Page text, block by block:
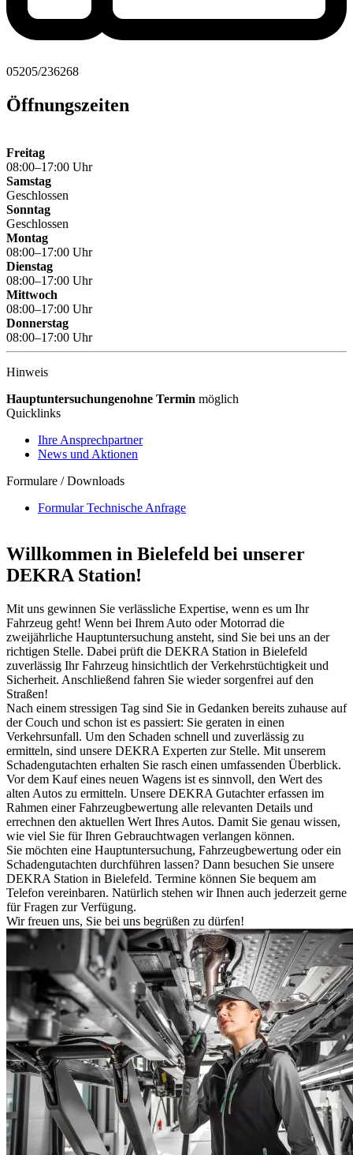
05205/236268
Öffnungszeiten
Freitag
08:00–17:00 Uhr
Samstag
Geschlossen
Sonntag
Geschlossen
Montag
08:00–17:00 Uhr
Dienstag
08:00–17:00 Uhr
Mittwoch
08:00–17:00 Uhr
Donnerstag
08:00–17:00 Uhr
Hinweis
Hauptuntersuchungenohne Termin möglich
Quicklinks
Ihre Ansprechpartner
News und Aktionen
Formulare / Downloads
Formular Technische Anfrage
Willkommen in Bielefeld bei unserer
DEKRA Station!
Mit uns gewinnen Sie verlässliche Expertise, wenn es um Ihr
Fahrzeug geht! Wenn bei Ihrem Auto oder Motorrad die
zweijährliche Hauptuntersuchung ansteht, sind Sie bei uns an der
richtigen Stelle. Dabei prüft die DEKRA Station in Bielefeld
zuverlässig Ihr Fahrzeug hinsichtlich der Verkehrstüchtigkeit und
Sicherheit. Anschließend fahren Sie wieder sorgenfrei auf den
Straßen!
Nach einem stressigen Tag sind Sie in Gedanken bereits zuhause auf
der Couch und schon ist es passiert: Sie geraten in einen
Verkehrsunfall. Um den Schaden schnell und zuverlässig zu
ermitteln, sind unsere DEKRA Experten zur Stelle. Mit unserem
Schadengutachten erhalten Sie rasch einen umfassenden Überblick.
Vor dem Kauf eines neuen Wagens ist es sinnvoll, den Wert des
alten Autos zu ermitteln. Unsere DEKRA Gutachter erfassen im
Rahmen einer Fahrzeugbewertung alle relevanten Details und
errechnen den aktuellen Wert Ihres Autos. Damit Sie genau wissen,
wie viel Sie für Ihren Gebrauchtwagen verlangen können.
Sie möchten eine Hauptuntersuchung, Fahrzeugbewertung oder ein
Schadengutachten durchführen lassen? Dann besuchen Sie unsere
DEKRA Station in Bielefeld. Termine können Sie bequem am
Telefon vereinbaren. Natürlich stehen wir Ihnen auch jederzeit gerne
für Fragen zur Verfügung.
Wir freuen uns, Sie bei uns begrüßen zu dürfen!